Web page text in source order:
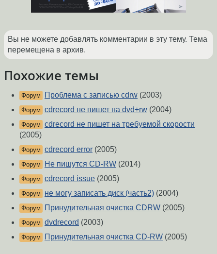
Вы не можете добавлять комментарии в эту тему. Тема
перемещена в архив.
Похожие темы
Форум Проблема с записью cdrw (2003)
Форум cdrecord не пишет на dvd+rw (2004)
Форум cdrecord не пишет на требуемой скорости
(2005)
Форум cdrecord error (2005)
Форум Не пишутся CD-RW (2014)
Форум cdrecord issue (2005)
Форум не могу записать диск (часть2) (2004)
Форум Принудительная очистка CDRW (2005)
Форум dvdrecord (2003)
Форум Принудительная очистка CD-RW (2005)